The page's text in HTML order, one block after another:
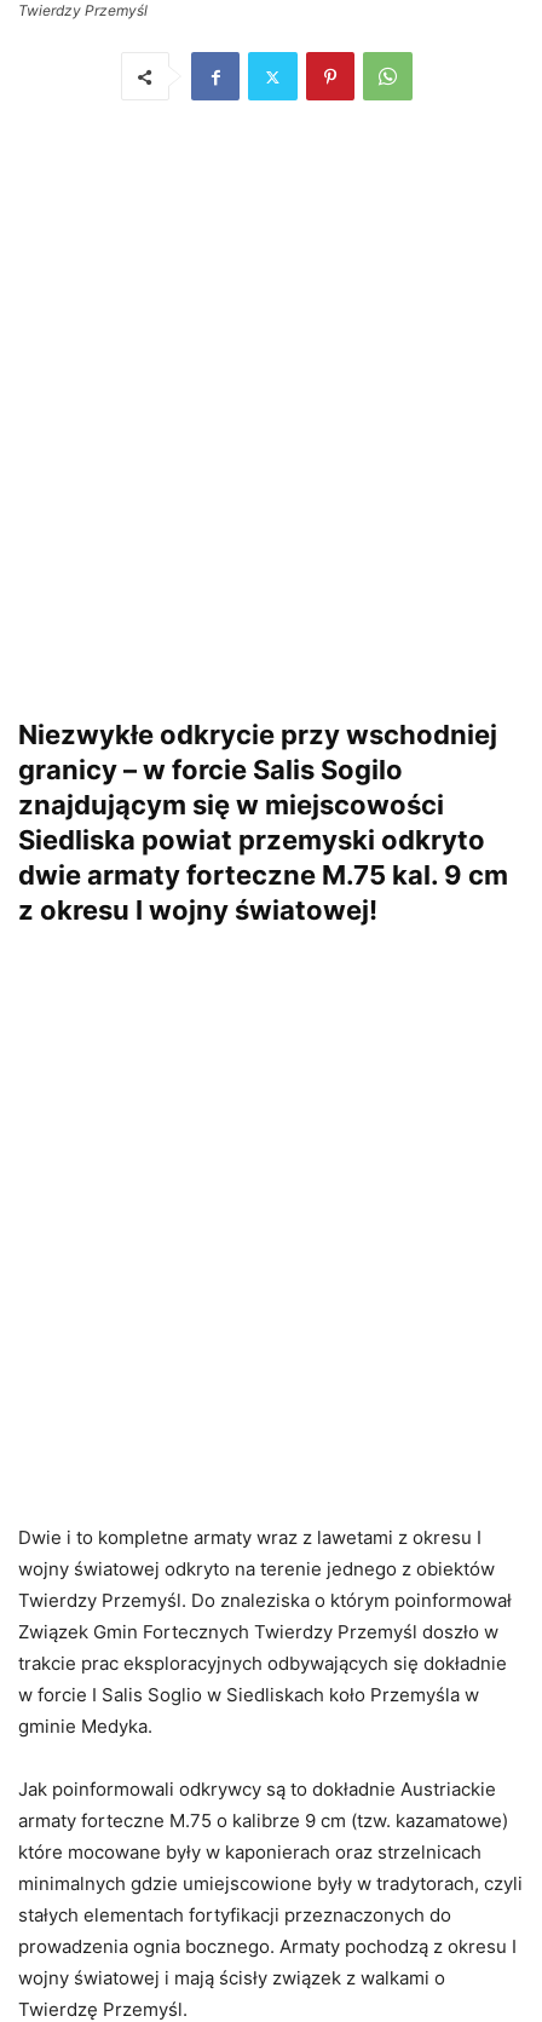
Twierdzy Przemyśl
Niezwykłe odkrycie przy wschodniej
granicy – w forcie Salis Sogilo
znajdującym się w miejscowości
Siedliska powiat przemyski odkryto
dwie armaty forteczne M.75 kal. 9 cm
z okresu I wojny światowej!
Dwie i to kompletne armaty wraz z lawetami z okresu I
wojny światowej odkryto na terenie jednego z obiektów
Twierdzy Przemyśl. Do znaleziska o którym poinformował
Związek Gmin Fortecznych Twierdzy Przemyśl doszło w
trakcie prac eksploracyjnych odbywających się dokładnie
w forcie I Salis Soglio w Siedliskach koło Przemyśla w
gminie Medyka.
Jak poinformowali odkrywcy są to dokładnie Austriackie
armaty forteczne M.75 o kalibrze 9 cm (tzw. kazamatowe)
które mocowane były w kaponierach oraz strzelnicach
minimalnych gdzie umiejscowione były w tradytorach, czyli
stałych elementach fortyfikacji przeznaczonych do
prowadzenia ognia bocznego. Armaty pochodzą z okresu I
wojny światowej i mają ścisły związek z walkami o
Twierdzę Przemyśl.